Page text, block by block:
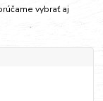
vybrať aj